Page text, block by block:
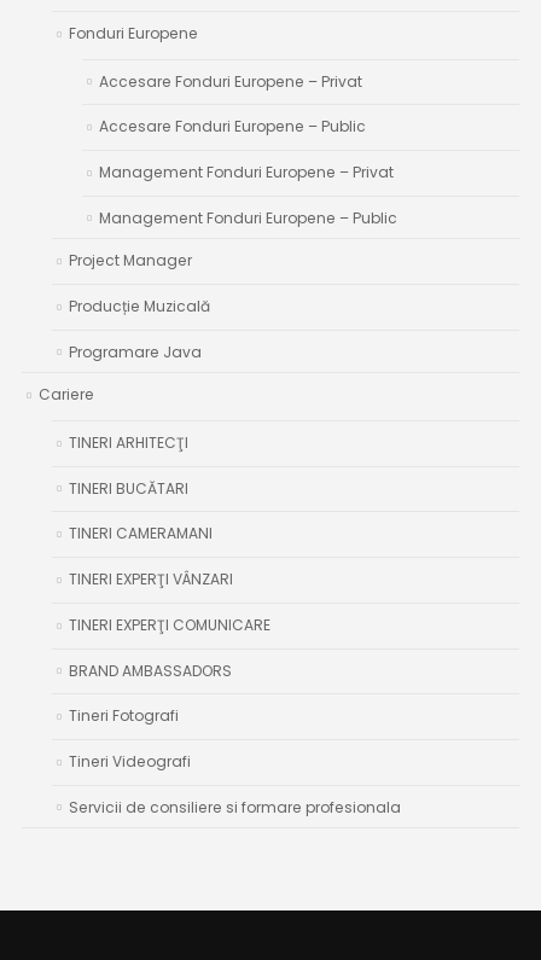
Fonduri Europene
Accesare Fonduri Europene – Privat
Accesare Fonduri Europene – Public
Management Fonduri Europene – Privat
Management Fonduri Europene – Public
Project Manager
Producție Muzicală
Programare Java
Cariere
TINERI ARHITECŢI
TINERI BUCĂTARI
TINERI CAMERAMANI
TINERI EXPERŢI VÂNZARI
TINERI EXPERŢI COMUNICARE
BRAND AMBASSADORS
Tineri Fotografi
Tineri Videografi
Servicii de consiliere si formare profesionala